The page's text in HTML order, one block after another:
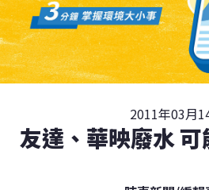
2011年03月
友達、華映廢水